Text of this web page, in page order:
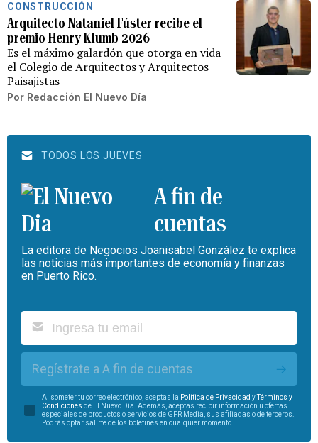
CONSTRUCCIÓN
Arquitecto Nataniel Fúster recibe el
premio Henry Klumb 2026
Es el máximo galardón que otorga en vida
el Colegio de Arquitectos y Arquitectos
Paisajistas
Por Redacción El Nuevo Día
TODOS LOS JUEVES
A fin de
cuentas
La editora de Negocios Joanisabel González te explica
las noticias más importantes de economía y finanzas
en Puerto Rico.
Regístrate a A fin de cuentas
Al someter tu correo electrónico, aceptas la Política de Privacidad yTérminos y
Condiciones de El Nuevo Día. Además, aceptas recibir información u ofertas
especiales de productos o servicios de GFR Media, sus afiliadas o de terceros.
Podrás optar salirte de los boletines en cualquier momento.